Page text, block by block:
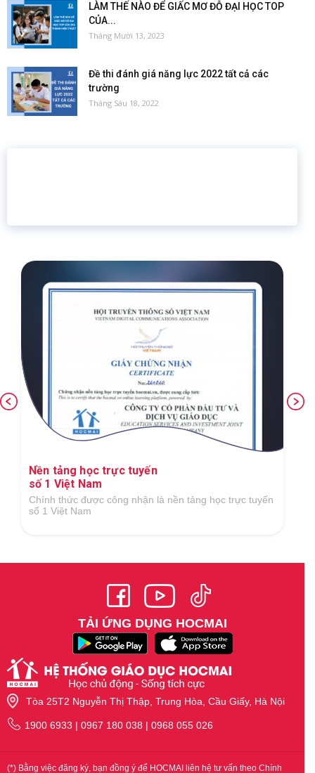
LÀM THẾ NÀO ĐỂ GIẤC MƠ ĐỖ ĐẠI HỌC TOP
CỦA...
Tháng Mười 13, 2023
Đề thi đánh giá năng lực 2022 tất cả các
trường
Tháng Sáu 18, 2022
Nền tảng học trực tuyến
số 1 Việt Nam
Chính thức được công nhận là nền tảng học trực tuyến
số 1 Việt Nam
TẢI ỨNG DỤNG HOCMAI
Tòa 25T2 Nguyễn Thị Thập, Trung Hòa, Cầu Giấy, Hà Nội
1900 6933 | 0967 180 038 | 0968 055 026
(*) Bằng việc đăng ký, bạn đồng ý để HOCMAI liên hệ tư vấn theo Chính